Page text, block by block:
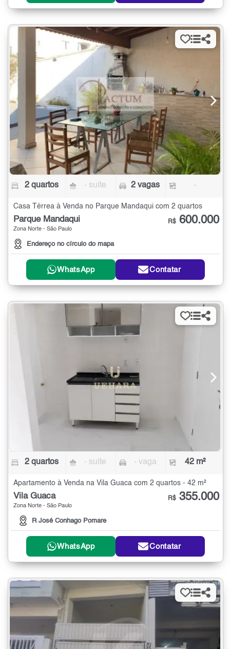
2 quartos - suíte 2 vagas -
Casa Térrea à Venda no Parque Mandaqui com 2 quartos
Parque Mandaqui
Zona Norte - São Paulo
Endereço no círculo do mapa
R$ 600.000
WhatsApp Contatar
2 quartos - suíte - vaga 42 m²
Apartamento à Venda na Vila Guaca com 2 quartos - 42 m²
Vila Guaca
Zona Norte - São Paulo
R José Conhago Pomare
R$ 355.000
WhatsApp Contatar